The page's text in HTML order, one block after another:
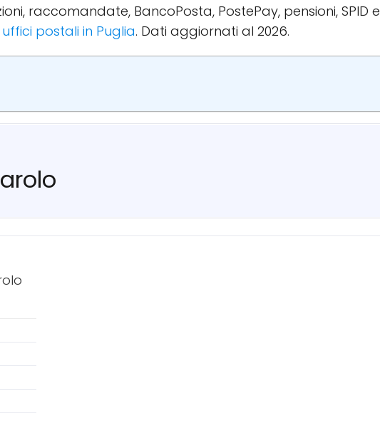
raccomandate, BancoPosta, PostePay, pensioni, SPID e
uffici postali in Puglia. Dati aggiornati al 2026.